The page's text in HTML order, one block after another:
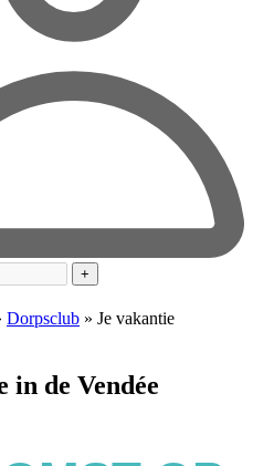
+
Dorpsclub » Je vakantie
in de Vendée